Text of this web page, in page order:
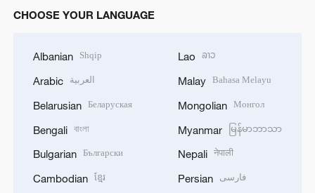
CHOOSE YOUR LANGUAGE
Albanian Shqip
Arabic العربية
Belarusian Беларуская
Bengali বাংলা
Bulgarian Български
Cambodian ខ្មែរ
Lao ລາວ
Malay Bahasa Melayu
Mongolian Монгол
Myanmar မြန်မာဘာသာ
Nepali नेपाली
Persian فارسی